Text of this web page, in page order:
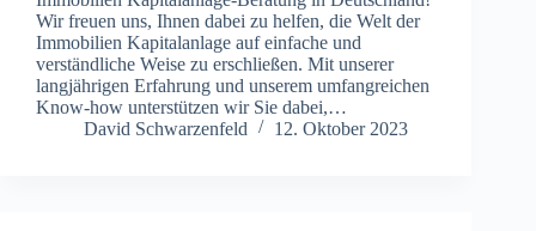
Wir freuen uns, Ihnen dabei zu helfen, die Welt der
Immobilien Kapitalanlage auf einfache und
verständliche Weise zu erschließen. Mit unserer
langjährigen Erfahrung und unserem umfangreichen
Know-how unterstützen wir Sie dabei,…
David Schwarzenfeld
12. Oktober 2023